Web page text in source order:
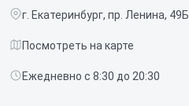
Доставка и способы оплаты
Диагностика
Контакты
г. Екатеринбург, пр. Ленина, 49Б
Посмотреть на карте
Ежедневно с 8:30 до 20:30